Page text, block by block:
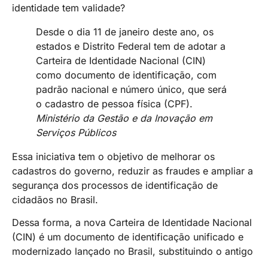
identidade tem validade?
Desde o dia 11 de janeiro deste ano, os
estados e Distrito Federal tem de adotar a
Carteira de Identidade Nacional (CIN)
como documento de identificação, com
padrão nacional e número único, que será
o cadastro de pessoa física (CPF).
Ministério da Gestão e da Inovação em
Serviços Públicos
Essa iniciativa tem o objetivo de melhorar os
cadastros do governo, reduzir as fraudes e ampliar a
segurança dos processos de identificação de
cidadãos no Brasil.
Dessa forma, a nova Carteira de Identidade Nacional
(CIN) é um documento de identificação unificado e
modernizado lançado no Brasil, substituindo o antigo